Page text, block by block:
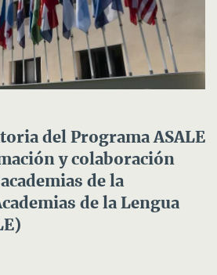
del Programa ASALE
y colaboración
de la
de la Lengua